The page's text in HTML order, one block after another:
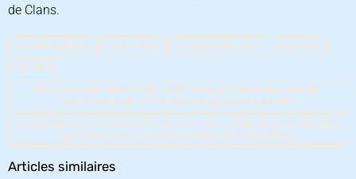
de Clans.
escursionisti nudi naked hiking escursionismo nudo
naturismo
naturgita
Randonue, escurisione nuda, naked hiking, excursionismo desnudo,
caminhada nuda, nackte wanderung, naakte wandelen,
randonneurs nus, escursionisti nudi, naked hikers, excursionistas desnudos,
caminhantes nus, nackte wanderer, naakte wandelaars
Articles similaires